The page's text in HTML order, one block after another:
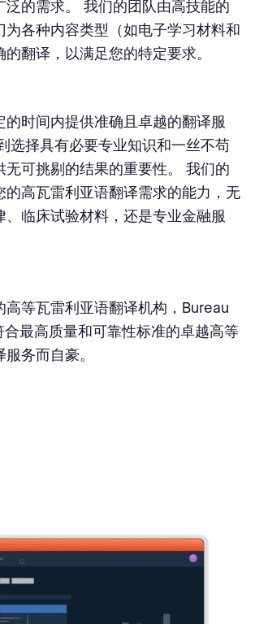
泛的需求。 我们的团队由高技能的
为各种内容类型（如电子学习材料和
翻译，以满足您的特定要求。
的时间内提供准确且卓越的翻译服
选择具有必要专业知识和一丝不苟
无可挑剔的结果的重要性。 我们的
的高瓦雷利亚语翻译需求的能力，无
、临床试验材料，还是专业金融服
高等瓦雷利亚语翻译机构，Bureau
最高质量和可靠性标准的卓越高等
务而自豪。